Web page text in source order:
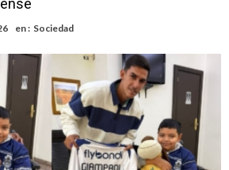
irregularidades
el desprendimiento del techo del galpón
rural de Firmat: maniataron a una pareja de
juguetes en Firmat para el EPI y el Hospital
en : Sociedad